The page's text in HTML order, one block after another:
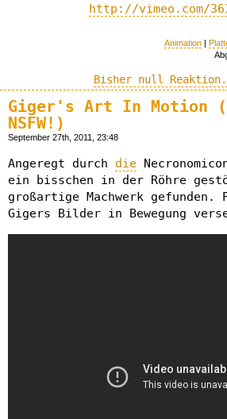
http://vimeo.com/
Animation |
Bisher null
Giger's Art In Motion
NSFW!)
September 27th, 2011, 23:48
Angeregt durch die
ein bisschen in der Röhre
großartige Machwerk gefunden.
Gigers Bilder in Bewegung